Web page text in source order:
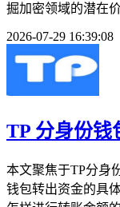
掘加密领域的潜在
2026-07-29 16:39:08
TP 分身份钱
本文聚焦于TP分身
钱包转出资金的具